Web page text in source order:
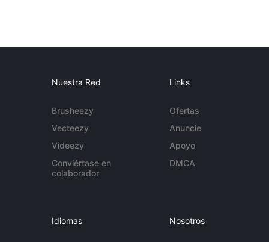
Nuestra Red
Brusheezy
Vecteezy
Videezy
Conviértase en
colaborador
Links
Ofertas
Anuncie
Apoyo
DMCA
Idiomas Nosotros